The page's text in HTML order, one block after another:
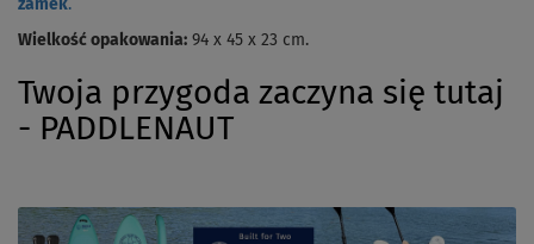
zamek.
Wielkość opakowania: 94 x 45 x 23 cm.
Twoja przygoda zaczyna się tutaj
- PADDLENAUT